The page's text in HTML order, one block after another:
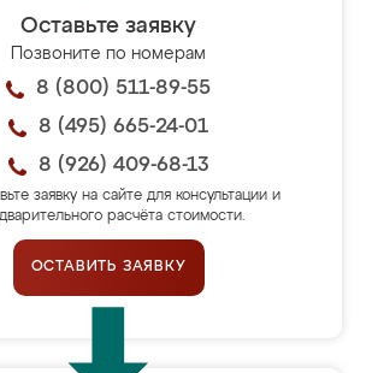
Оставьте заявку
Позвоните по номерам
8 (800) 511-89-55
8 (495) 665-24-01
8 (926) 409-68-13
заявку на сайте для консультации и
расчёта стоимости.
ОСТАВИТЬ ЗАЯВКУ